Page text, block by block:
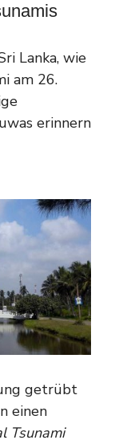
Lanka, wie
am 26.
erinnern
getrübt
einen
Tsunami